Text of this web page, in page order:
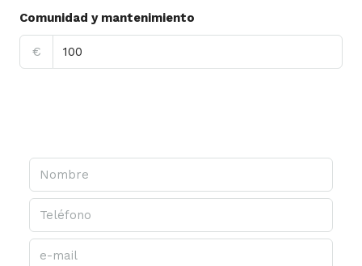
Comunidad y mantenimiento
€